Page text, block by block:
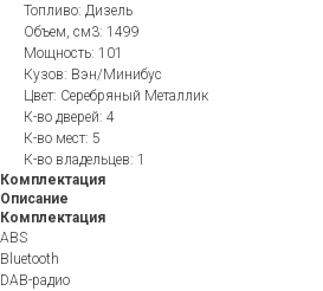
Топливо: Дизель
Объем, см3: 1499
Мощность: 101
Кузов: Вэн/Минибус
Цвет: Серебряный Металлик
К-во дверей: 4
К-во мест: 5
К-во владельцев: 1
Комплектация
Описание
Комплектация
ABS
Bluetooth
DAB-радио